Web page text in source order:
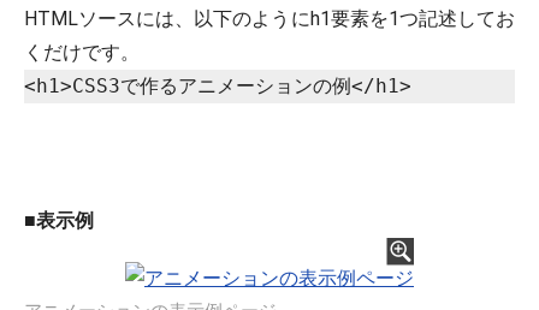
HTMLソースには、以下のようにh1要素を1つ記述してお
くだけです。
■表示例